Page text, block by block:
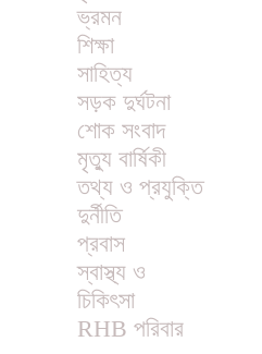
ভ্রমন
শিক্ষা
সাহিত্য
সড়ক দুর্ঘটনা
শোক সংবাদ
মৃত্যু বার্ষিকী
তথ্য ও প্রযুক্তি
দুর্নীতি
প্রবাস
স্বাস্থ্য ও
চিকিৎসা
RHB পরিবার